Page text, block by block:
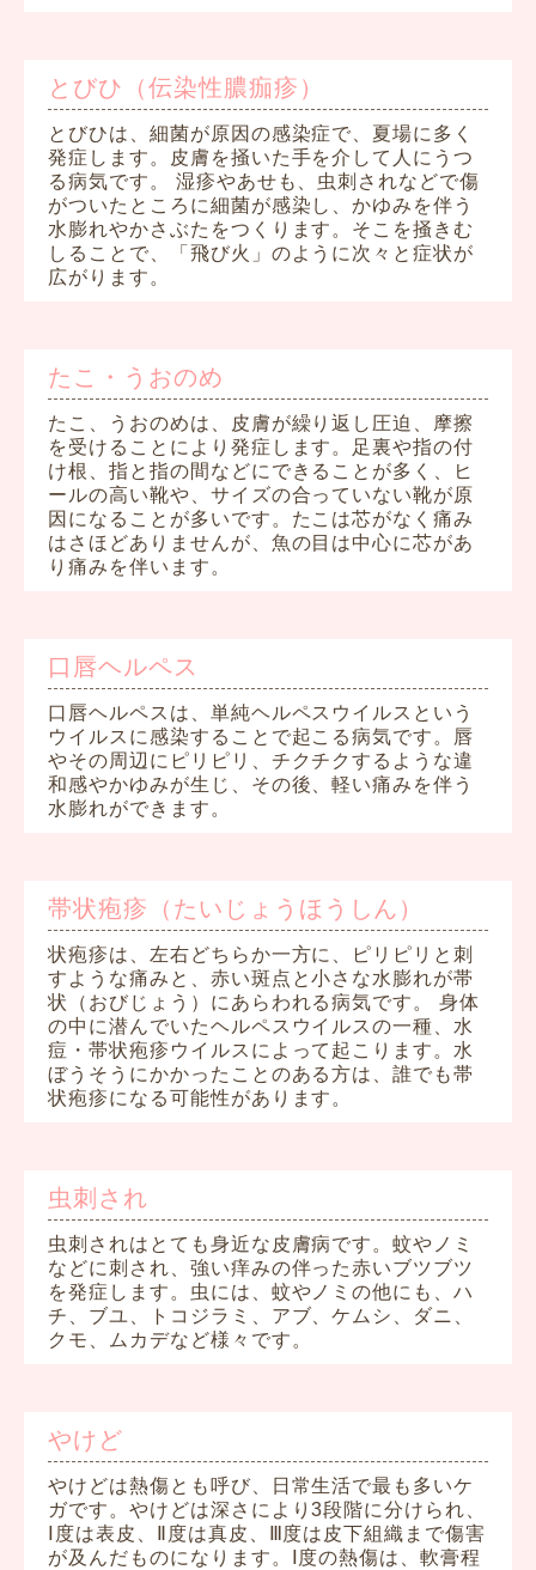
とびひ（伝染性膿痂疹）
とびひは、細菌が原因の感染症で、夏場に多く
発症します。皮膚を掻いた手を介して人にうつ
る病気です。 湿疹やあせも、虫刺されなどで傷
がついたところに細菌が感染し、かゆみを伴う
水膨れやかさぶたをつくります。そこを掻きむ
しることで、「飛び火」のように次々と症状が
広がります。
たこ・うおのめ
たこ、うおのめは、皮膚が繰り返し圧迫、摩擦
を受けることにより発症します。足裏や指の付
け根、指と指の間などにできることが多く、ヒ
ールの高い靴や、サイズの合っていない靴が原
因になることが多いです。たこは芯がなく痛み
はさほどありませんが、魚の目は中心に芯があ
り痛みを伴います。
口唇ヘルペス
口唇ヘルペスは、単純ヘルペスウイルスという
ウイルスに感染することで起こる病気です。唇
やその周辺にピリピリ、チクチクするような違
和感やかゆみが生じ、その後、軽い痛みを伴う
水膨れができます。
帯状疱疹（たいじょうほうしん）
状疱疹は、左右どちらか一方に、ピリピリと刺
すような痛みと、赤い斑点と小さな水膨れが帯
状（おびじょう）にあらわれる病気です。 身体
の中に潜んでいたヘルペスウイルスの一種、水
痘・帯状疱疹ウイルスによって起こります。水
ぼうそうにかかったことのある方は、誰でも帯
状疱疹になる可能性があります。
虫刺され
虫刺されはとても身近な皮膚病です。蚊やノミ
などに刺され、強い痒みの伴った赤いブツブツ
を発症します。虫には、蚊やノミの他にも、ハ
チ、ブユ、トコジラミ、アブ、ケムシ、ダニ、
クモ、ムカデなど様々です。
やけど
やけどは熱傷とも呼び、日常生活で最も多いケ
ガです。やけどは深さにより3段階に分けられ、
Ⅰ度は表皮、Ⅱ度は真皮、Ⅲ度は皮下組織まで傷害
が及んだものになります。Ⅰ度の熱傷は、軟膏程